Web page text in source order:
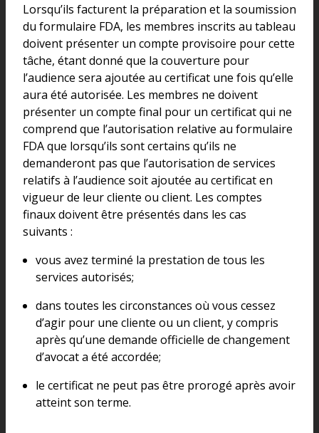
Lorsqu’ils facturent la préparation et la soumission
du formulaire FDA, les membres inscrits au tableau
doivent présenter un compte provisoire pour cette
tâche, étant donné que la couverture pour
l’audience sera ajoutée au certificat une fois qu’elle
aura été autorisée. Les membres ne doivent
présenter un compte final pour un certificat qui ne
comprend que l’autorisation relative au formulaire
FDA que lorsqu’ils sont certains qu’ils ne
demanderont pas que l’autorisation de services
relatifs à l’audience soit ajoutée au certificat en
vigueur de leur cliente ou client. Les comptes
finaux doivent être présentés dans les cas
suivants :
vous avez terminé la prestation de tous les
services autorisés;
dans toutes les circonstances où vous cessez
d’agir pour une cliente ou un client, y compris
après qu’une demande officielle de changement
d’avocat a été accordée;
le certificat ne peut pas être prorogé après avoir
atteint son terme.